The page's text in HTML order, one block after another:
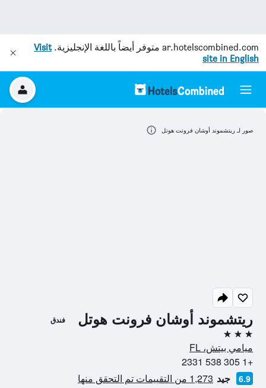
ar.hotelscombined.com متوفر أيضاً باللغة الإنجليزية.Visit
site in English
ريتشموند أوشان فرونت هوتل فندق
3 نجوم
ميامي بيتش، FL
+1 305 538 2331
6.9 جيد 1,273 من التقييمات تم التحقق منها
صور لـ ريتشموند أوشان فرونت هوتل